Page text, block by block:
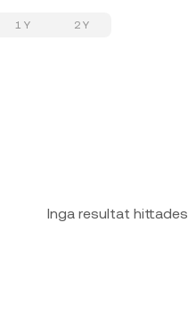
1 Y 2 Y
Inga resultat hittades